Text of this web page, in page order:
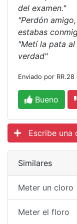
del examen."
"Perdón
estabas
"Metí la pata
verdad"
Enviado por
Bueno
Escribe una
Similares
Meter un cloro
Meter el floro